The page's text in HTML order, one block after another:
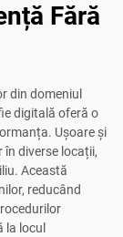
Fără
din domeniul
digitală oferă o
Ușoare și
diverse locații,
Această
reducând
locul